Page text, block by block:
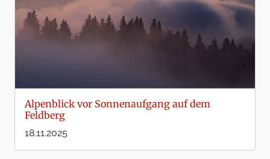
Alpenblick vor Sonnenaufgang auf dem
Feldberg
18.11.2025